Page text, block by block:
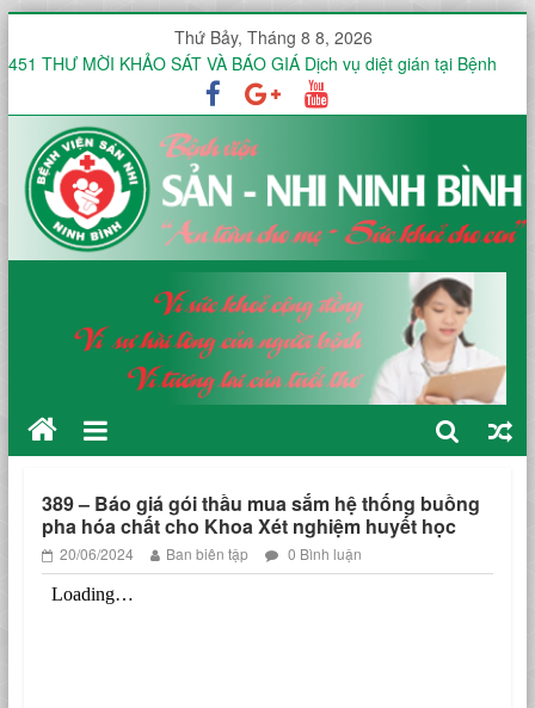
Thứ Bảy, Tháng 8 8, 2026
451 THƯ MỜI KHẢO SÁT VÀ BÁO GIÁ Dịch vụ diệt gián tại Bệnh
viện Sản -Nhi tỉnh Ninh Bình trong 12 tháng
Thư mời báo giá V/v mua sắm, lắp đặt hệ thống mạng không dây
(WiFi) nội bộ trong toàn viện phục vụ triển khai hồ sơ bệnh án điện
tử (EMR)
Công văn V/v báo giá Thuê dịch vụ chứng thực chữ ký số
KHOA ĐIỀU TRỊ YÊU CẦU HƯỞNG ỨNG TUẦN LỄ THẾ GIỚI NUÔI
CON BẰNG SỮA MẸ NĂM 2026
KHOA SẢN THƯỜNG HƯỞNG ỨNG TUẦN LỄ THẾ GIỚI NUÔI CON
BẰNG SỮA MẸ NĂM 2026
389 – Báo giá gói thầu mua sắm hệ thống buồng
pha hóa chất cho Khoa Xét nghiệm huyết học
20/06/2024 Ban biên tập 0 Bình luận